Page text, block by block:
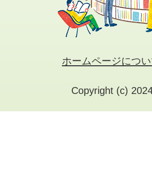
ホームページにつ
Copyright (c)